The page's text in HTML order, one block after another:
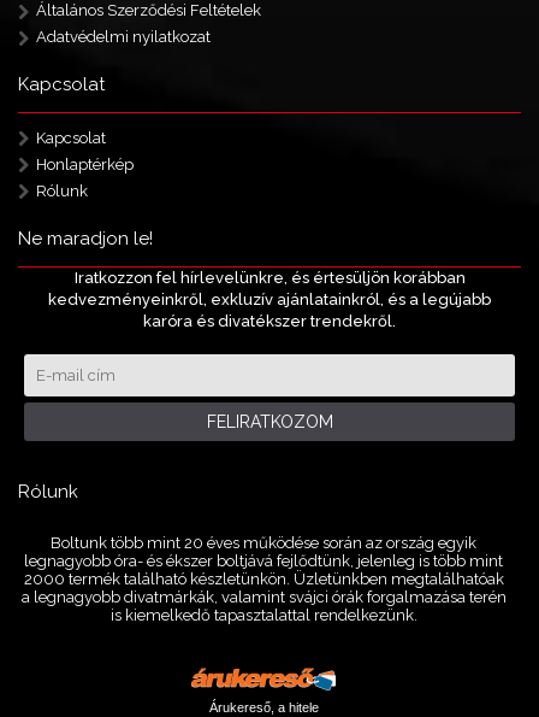
Általános Szerződési Feltételek
Adatvédelmi nyilatkozat
Kapcsolat
Kapcsolat
Honlaptérkép
Rólunk
Ne maradjon le!
Iratkozzon fel hírlevelünkre, és értesüljön korábban
kedvezményeinkről, exkluzív ajánlatainkról, és a legújabb
karóra és divatékszer trendekről.
FELIRATKOZOM
Rólunk
Boltunk több mint 20 éves működése során az ország egyik
legnagyobb óra- és ékszer boltjává fejlődtünk, jelenleg is több mint
2000 termék található készletünkön. Üzletünkben megtalálhatóak
a legnagyobb divatmárkák, valamint svájci órák forgalmazása terén
is kiemelkedő tapasztalattal rendelkezünk.
Árukereső, a hitele